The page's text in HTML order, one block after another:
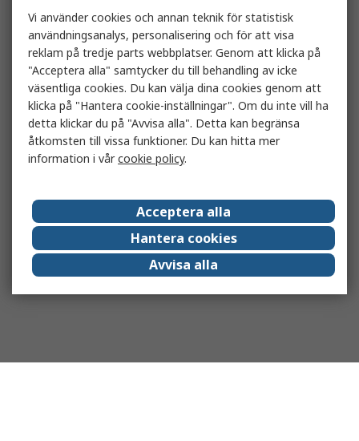
Vi använder cookies och annan teknik för statistisk
användningsanalys, personalisering och för att visa
reklam på tredje parts webbplatser. Genom att klicka på
"Acceptera alla" samtycker du till behandling av icke
väsentliga cookies. Du kan välja dina cookies genom att
klicka på "Hantera cookie-inställningar". Om du inte vill ha
detta klickar du på "Avvisa alla". Detta kan begränsa
åtkomsten till vissa funktioner. Du kan hitta mer
information i vårcookie policy.
Acceptera alla
Hantera cookies
Avvisa alla